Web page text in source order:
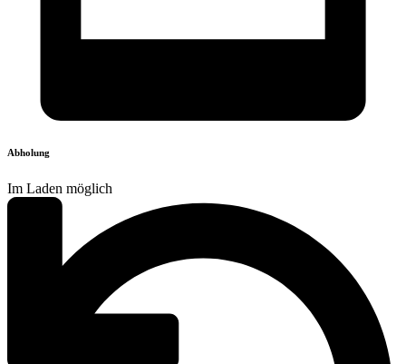
Abholung
Im Laden möglich